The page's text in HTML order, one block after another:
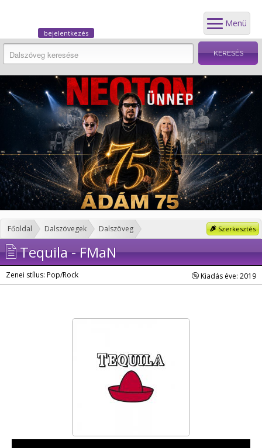
Menü
bejelentkezés
Szerkesztés
Főoldal Dalszövegek Dalszöveg
Tequila - FMaN
Zenei stílus: Pop/Rock Kiadás éve: 2019